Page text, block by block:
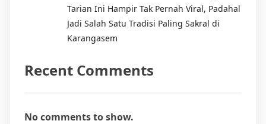
Tarian Ini Hampir Tak Pernah Viral, Padahal
Jadi Salah Satu Tradisi Paling Sakral di
Karangasem
Recent Comments
No comments to show.